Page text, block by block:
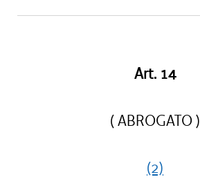
Art. 14
( ABROGATO )
(2)